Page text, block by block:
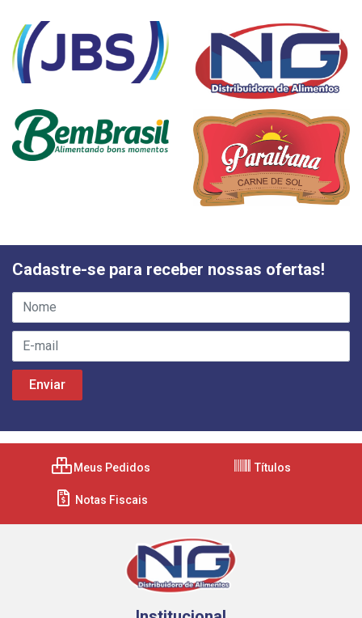
Cadastre-se para receber nossas ofertas!
Meus Pedidos Títulos
Notas Fiscais